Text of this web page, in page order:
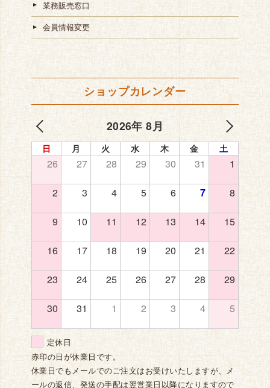
業務販売窓口
会員情報変更
ショップカレンダー
2026年 8月
日 月 火 水 木 金 土
26 27 28 29 30 31 1
2 3 4 5 6 7 8
9 10 11 12 13 14 15
16 17 18 19 20 21 22
23 24 25 26 27 28 29
30 31 1 2 3 4 5
定休日
赤印の日が休業日です。
休業日でもメールでのご注文はお受けいたしますが、メ
ールの返信、発送の手配は翌営業日以降になりますので